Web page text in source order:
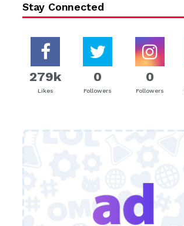
Stay Connected
279k
Likes
0
Followers
0
Followers